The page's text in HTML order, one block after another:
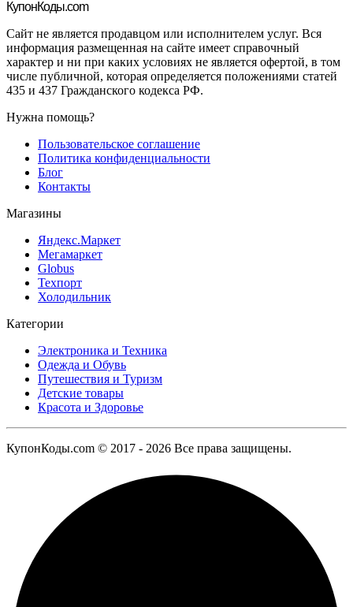
КупонКоды.com
Сайт не является продавцом или исполнителем услуг. Вся
информация размещенная на сайте имеет справочный
характер и ни при каких условиях не является офертой, в том
числе публичной, которая определяется положениями статей
435 и 437 Гражданского кодекса РФ.
Нужна помощь?
Пользовательское соглашение
Политика конфиденциальности
Блог
Контакты
Магазины
Яндекс.Маркет
Мегамаркет
Globus
Техпорт
Холодильник
Категории
Электроника и Техника
Одежда и Обувь
Путешествия и Туризм
Детские товары
Красота и Здоровье
КупонКоды.com © 2017 - 2026 Все права защищены.